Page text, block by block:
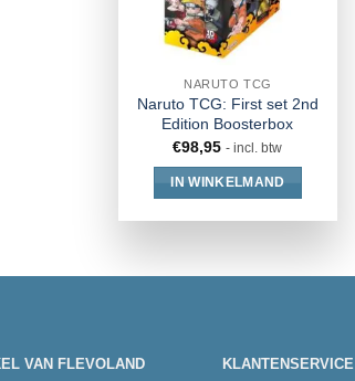
NARUTO TCG
Naruto TCG: First set 2nd
Edition Boosterbox
€98,95 - incl. btw
IN WINKELMAND
VAN FLEVOLAND KLANTENSERVICE